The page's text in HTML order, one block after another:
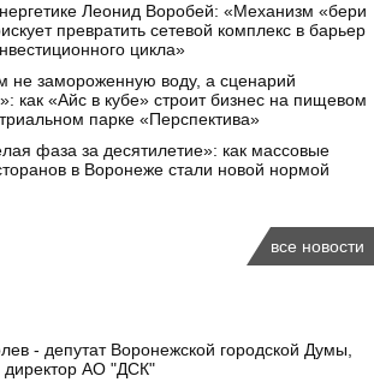
Леонид Воробей: «Механизм «бери
превратить сетевой комплекс в барьер
цикла»
не замороженную воду, а сценарий
как «Айс в кубе» строит бизнес на пищевом
парке «Перспектива»
фаза за десятилетие»: как массовые
в Воронеже стали новой нормой
все новости
- депутат Воронежской городской Думы,
директор АО "ДСК"